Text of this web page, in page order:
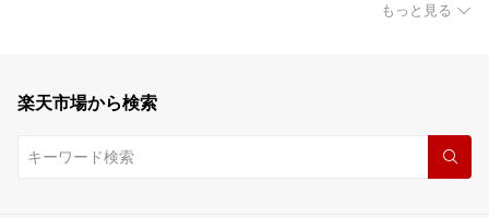
もっと見る
楽天市場から検索